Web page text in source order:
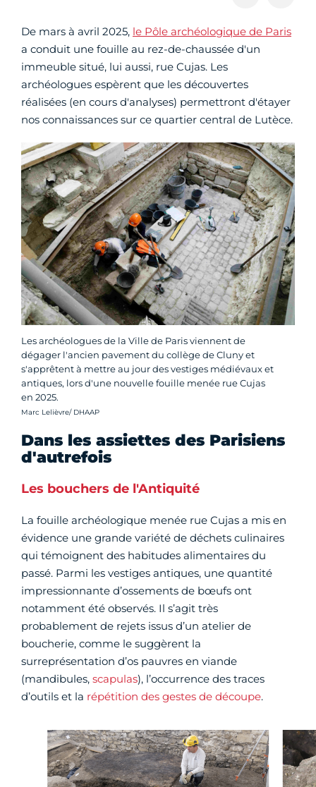
De mars à avril 2025, le Pôle archéologique de Paris
a conduit une fouille au rez-de-chaussée d'un
immeuble situé, lui aussi, rue Cujas. Les
archéologues espèrent que les découvertes
réalisées (en cours d'analyses) permettront d'étayer
nos connaissances sur ce quartier central de Lutèce.
Les archéologues de la Ville de Paris viennent de
dégager l'ancien pavement du collège de Cluny et
s'apprêtent à mettre au jour des vestiges médiévaux et
antiques, lors d'une nouvelle fouille menée rue Cujas
en 2025.
Crédit photo :
Marc Lelièvre/ DHAAP
Dans les assiettes des Parisiens
d'autrefois
Les bouchers de l'Antiquité
La fouille archéologique menée rue Cujas a mis en
évidence une grande variété de déchets culinaires
qui témoignent des habitudes alimentaires du
passé. Parmi les vestiges antiques, une quantité
impressionnante d’ossements de bœufs ont
notamment été observés. Il s’agit très
probablement de rejets issus d’un atelier de
boucherie, comme le suggèrent la
surreprésentation d’os pauvres en viande
(mandibules, scapulas), l’occurrence des traces
d’outils et la répétition des gestes de découpe.